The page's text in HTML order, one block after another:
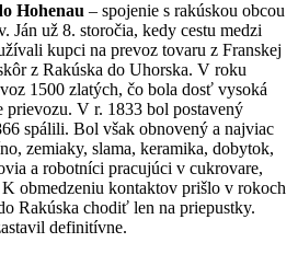
Hohenau – spojenie s rakúskou obcou
Ján už 8. storočia, kedy cestu medzi
kupci na prevoz tovaru z Franskej
z Rakúska do Uhorska. V roku
1500 zlatých, čo bola dosť vysoká
prievozu. V r. 1833 bol postavený
spálili. Bol však obnovený a najviac
zemiaky, slama, keramika, dobytok,
a robotníci pracujúci v cukrovare,
obmedzeniu kontaktov prišlo v rokoch
Rakúska chodiť len na priepustky.
definitívne.